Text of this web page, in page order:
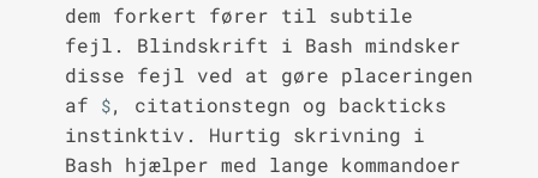
dem forkert fører til subtile
fejl. Blindskrift i Bash mindsker
disse fejl ved at gøre placeringen
af
$, citationstegn og backticks
instinktiv. Hurtig skrivning i
Bash hjælper med lange kommandoer